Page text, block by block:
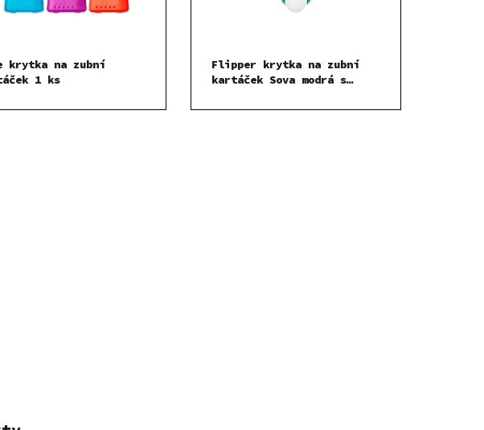
krytka na zubní
1 ks
Flipper krytka na zubní
kartáček Sova modrá s